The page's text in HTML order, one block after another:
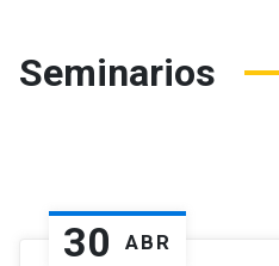
Seminarios
30 ABR